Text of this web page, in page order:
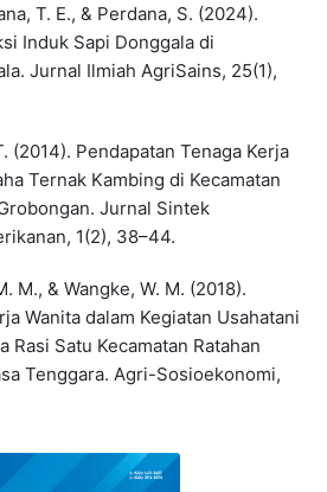
T. E., & Perdana, S. (2024).
Induk Sapi Donggala di
Jurnal Ilmiah AgriSains, 25(1),
(2014). Pendapatan Tenaga Kerja
Ternak Kambing di Kecamatan
Jurnal Sintek
1(2), 38–44.
M., & Wangke, W. M. (2018).
Wanita dalam Kegiatan Usahatani
Rasi Satu Kecamatan Ratahan
Tenggara. Agri-Sosioekonomi,